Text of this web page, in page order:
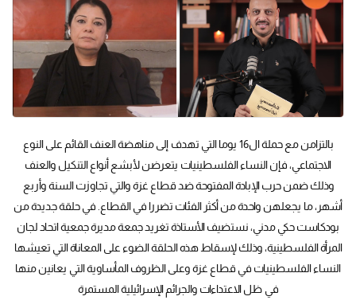
بالتزامن مع حملة ال16 يوما التي تهدف إلى مناهضة العنف القائم على النوع
الاجتماعي، فإن النساء الفلسطينيات يتعرضن لأبشع أنواع التنكيل والعنف
وذلك ضمن حرب الإبادة المفتوحة ضد قطاع غزة والتي تجاوزت السنة وأربع
أشهر، ما يجعلهن واحدة من أكثر الفئات تضررا في القطاع. في حلقة جديدة من
بودكاست حكي مدني، نستضيف الأستاذة تغريد جمعة مديرة جمعية اتحاد لجان
المرأة الفلسطينية، وذلك لإسقاط هذه الحلقة الضوء على المعاناة التي تعيشها
النساء الفلسطينيات في قطاع غزة وعلى الظروف المأساوية التي يعانين منها
في ظل الاعتداءات والجرائم الإسرائيلية المستمرة